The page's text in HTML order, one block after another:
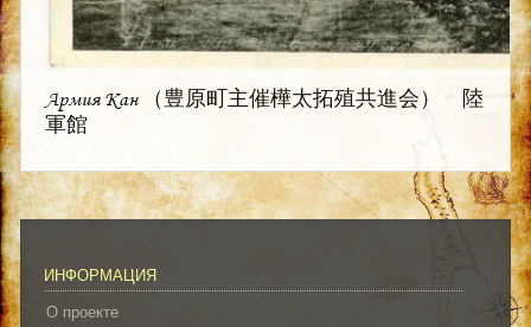
Армия Кан （豊原町主催樺太拓殖共進会） 陸
軍館
ИНФОРМАЦИЯ
О проекте